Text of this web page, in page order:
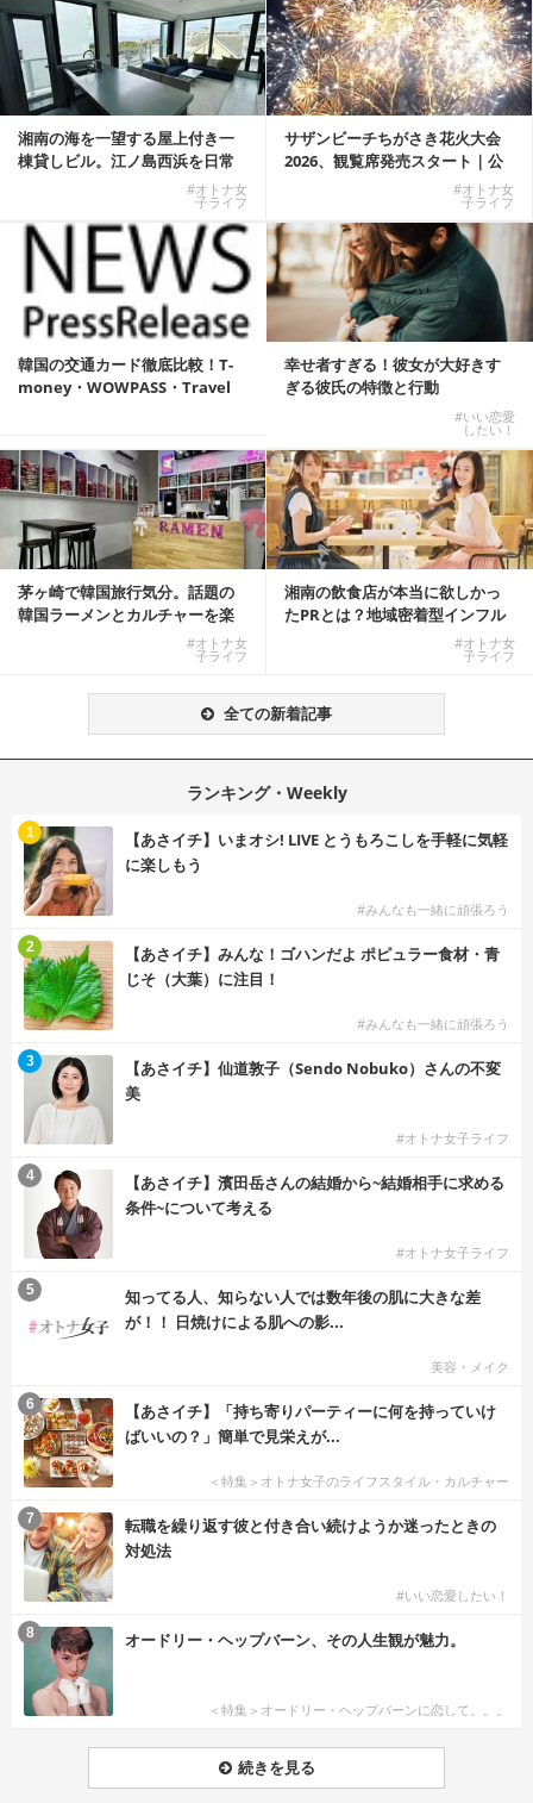
湘南の海を一望する屋上付き一
棟貸しビル。江ノ島西浜を日常
#オトナ女
子ライフ
サザンビーチちがさき花火大会
2026、観覧席発売スタート｜公
#オトナ女
子ライフ
韓国の交通カード徹底比較！T-
money・WOWPASS・Travel
幸せ者すぎる！彼女が大好きす
ぎる彼氏の特徴と行動
#いい恋愛
したい！
茅ヶ崎で韓国旅行気分。話題の
韓国ラーメンとカルチャーを楽
#オトナ女
子ライフ
湘南の飲食店が本当に欲しかっ
たPRとは？地域密着型インフル
#オトナ女
子ライフ
全ての新着記事
ランキング・Weekly
【あさイチ】いまオシ! LIVE とうもろこしを手軽に気軽
に楽しもう
#みんなも一緒に頑張ろう
1
【あさイチ】みんな！ゴハンだよ ポピュラー食材・青
じそ（大葉）に注目！
#みんなも一緒に頑張ろう
2
【あさイチ】仙道敦子（Sendo Nobuko）さんの不変
美
#オトナ女子ライフ
3
【あさイチ】濱田岳さんの結婚から~結婚相手に求める
条件~について考える
#オトナ女子ライフ
4
知ってる人、知らない人では数年後の肌に大きな差
が！！ 日焼けによる肌への影...
美容・メイク
5
【あさイチ】「持ち寄りパーティーに何を持っていけ
ばいいの？」簡単で見栄えが...
＜特集＞オトナ女子のライフスタイル・カルチャー
6
転職を繰り返す彼と付き合い続けようか迷ったときの
対処法
#いい恋愛したい！
7
オードリー・ヘップバーン、その人生観が魅力。
＜特集＞オードリー・ヘップバーンに恋して。。。
8
続きを見る